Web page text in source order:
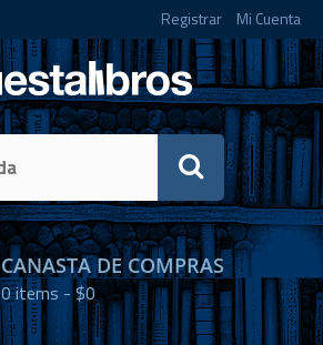
Registrar Mi Cuenta
CANASTA DE COMPRAS
0items -$0